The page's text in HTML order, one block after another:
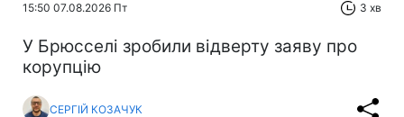
15:50 07.08.2026 Пт 3 хв
У Брюсселі зробили відверту заяву про
корупцію
СЕРГІЙ КОЗАЧУК